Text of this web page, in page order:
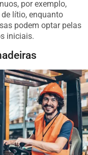
lítio, enquanto
podem optar pelas
iniciais.